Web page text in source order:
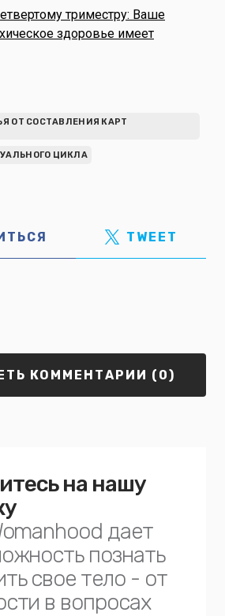
триместру: Ваше
здоровье имеет
ОТ СОСТАВЛЕНИЯ КАРТ
ЦИКЛА
TWEET
КОММЕНТАРИИ (0)
на нашу
дает
познать
свое тело - от
в вопросах